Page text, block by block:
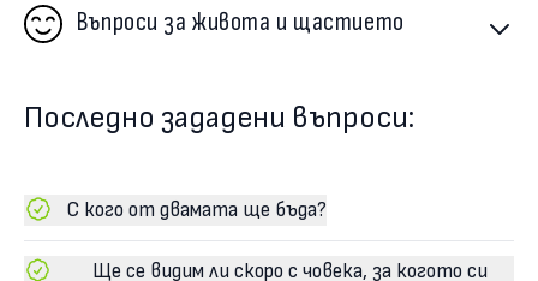
Въпроси за живота и щастието
Последно зададени въпроси:
С кого от двамата ще бъда?
Ще се видим ли скоро с човека, за когото си